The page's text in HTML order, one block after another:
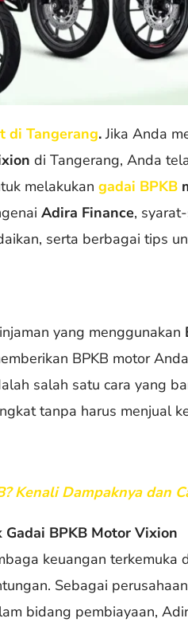
di Tangerang.Jika Anda
di Tangerang, Anda
melakukangadai BPKB
Adira Finance,
serta berbagai tips
yang menggunakan
BPKB motor
salah satu cara yang
tanpa harus menjual
Kenali Dampaknya dan
BPKB Motor Vixion
keuangan
Sebagai
bidang pembiayaan,